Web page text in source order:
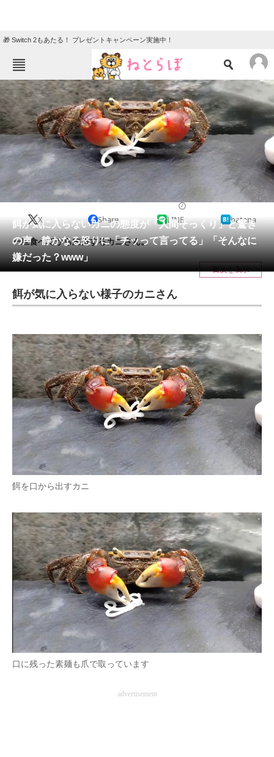
🎁 Switch 2もあたる！ プレゼントキャンペーン実施中！
ねとらぼメニュー
TOP ニュース
エンタメ クイズ
グルメ 地域
住まい 教育・育児
会員記事
メディア
注目記事を集めた総合ページ
ITの今と未来を見通す
進化するPCとデバイスの未来
好きが集まる 比べて選べる
ビジネスと働き方のヒント
AI活用のいまが分かる
企業ITのトレンドを詳説
経営リーダーのコミュニティ
マーケ×ITの今がよく分かる
ITエンジニア向け専門サイト
企業向けIT製品の総合サイト
IT製品の技術・比較・事例
製造業のIT導入・活用を支援
モノづくり技術者専門サイト
エレクトロニクス専門サイト
餌が気に入らないカニの態度が「人間そっくり」と驚き
の声 静かなる怒りに「チッって言ってる」「そんなに
嫌だった？www」
X Share LINE hatena
一旦食べてから主張するカニさん。
目次を表示
餌が気に入らない様子のカニさん
餌を口から出すカニ
口に残った素麺も爪で取っています
advertisement